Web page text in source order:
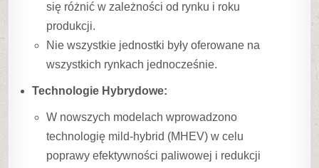
się różnić w zależności od rynku i roku
produkcji.
Nie wszystkie jednostki były oferowane na
wszystkich rynkach jednocześnie.
Technologie Hybrydowe:
W nowszych modelach wprowadzono
technologię mild-hybrid (MHEV) w celu
poprawy efektywności paliwowej i redukcji